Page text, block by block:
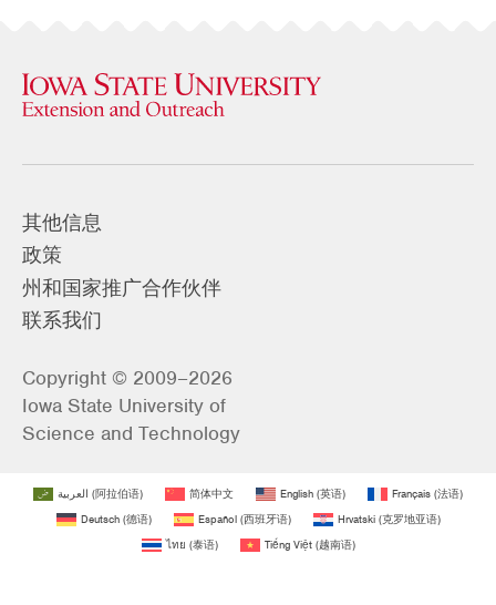
其他信息
政策
州和国家推广合作伙伴
联系我们
Copyright © 2009–2026
Iowa State University of
Science and Technology
العربية (阿拉伯语) 简体中文 English (英语) Français (法语)
Deutsch(德语) Español(西班牙语) Hrvatski(克罗地亚语)
ไทย (泰语) Tiếng Việt(越南语)